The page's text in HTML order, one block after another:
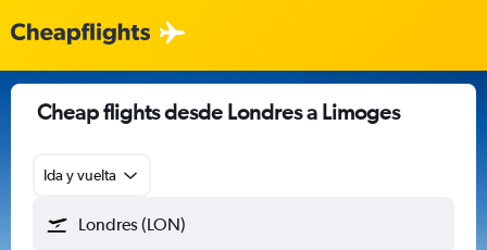
Cheap flights desde Londres a Limoges
Ida y vuelta
Londres (LON)